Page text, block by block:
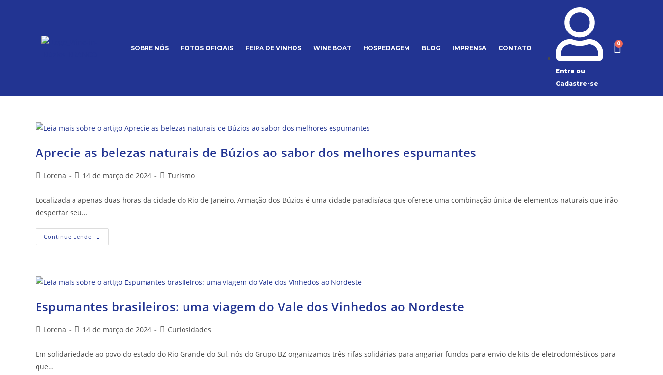
SOBRE NÓS FOTOS OFICIAIS FEIRA DE VINHOS WINE BOAT HOSPEDAGEM BLOG IMPRENSA CONTATO
Entre ou
Cadastre-se
Aprecie as belezas naturais de Búzios ao sabor dos melhores espumantes
Lorena 14 de março de 2024 Turismo
Localizada a apenas duas horas da cidade do Rio de Janeiro, Armação dos Búzios é uma cidade paradisíaca que oferece uma combinação única de elementos naturais que irão
despertar seu…
Continue Lendo
Espumantes brasileiros: uma viagem do Vale dos Vinhedos ao Nordeste
Lorena 14 de março de 2024 Curiosidades
Em solidariedade ao povo do estado do Rio Grande do Sul, nós do Grupo BZ organizamos três rifas solidárias para angariar fundos para envio de kits de eletrodomésticos para
que…